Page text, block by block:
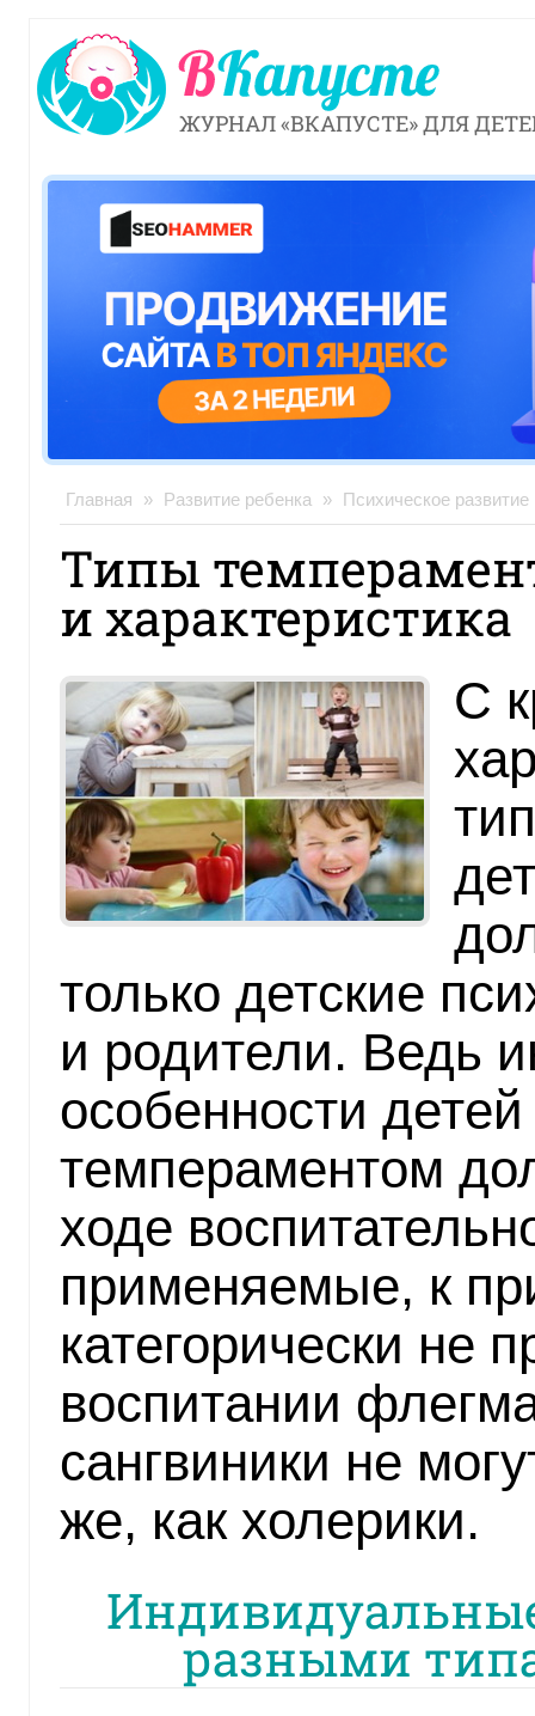
ЖУРНАЛ «ВКАПУСТЕ» ДЛЯ
Главная » Развитие ребенка » Психическое развитие
Типы
и характеристика
С
только детские
и родители. Ведь
особенности
темпераментом
ходе
применяемые, к
категорически не
воспитании
сангвиники не
же, как холерики.
разными